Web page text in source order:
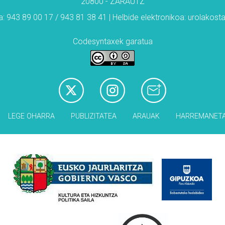
943 89 00 17 / 943 81 38 41 | Helbide elektronikoa:
Codesyntaxek garatua
LEGE OHARRA PUBLIZITATEA ARAUAK